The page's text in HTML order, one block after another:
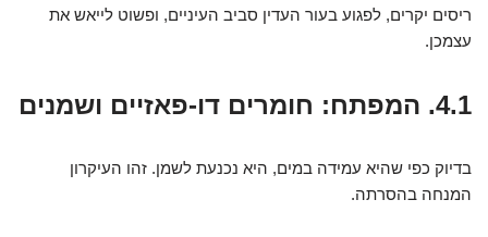
ריסים יקרים, לפגוע בעור העדין סביב העיניים, ופשוט לייאש את
עצמכן.
4.1. המפתח: חומרים דו-פאזיים ושמנים
בדיוק כפי שהיא עמידה במים, היא נכנעת לשמן. זהו העיקרון
המנחה בהסרתה.